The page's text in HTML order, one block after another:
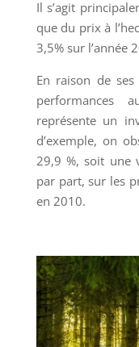
Il s’agit
que du prix à
3,5% sur l’année
En raison de
performances
représente un
d’exemple, on
29,9 %, soit une
par part, sur les
en 2010.